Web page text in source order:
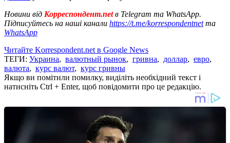
Новини від Корреспондент.netв Telegram та WhatsApp.
Підписуйтесь на наші канали https://t.me/korrespondentnetта
WhatsApp
Читайте Korrespondent.net в Google News
ТЕГИ: Украина, валютный рынок, гривна, доллар, евро,
валюта, курс валют, курс гривны
Якщо ви помітили помилку, виділіть необхідний текст і
натисніть Ctrl + Enter, щоб повідомити про це редакцію.